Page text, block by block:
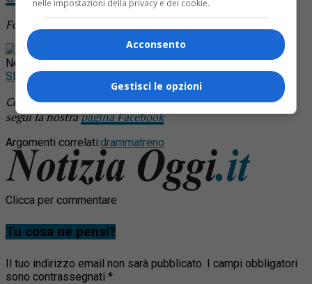
Foto d’archivio
Rimani aggiornato seguendoci su Google
News!
SEGUICI
Continua a leggere le notizie diNotizia Oggi Borgosesia
segui la nostrapagina Facebook
Argomenti correlati:drammatreno
Clicca per commentare
Tu cosa ne pensi?
Il tuo indirizzo email non sarà pubblicato. I campi obbligatori
sono contrassegnati *
nelle impostazioni della privacy e dei cookie.
Acconsento
Gestisci le opzioni